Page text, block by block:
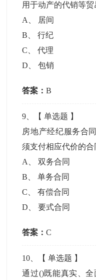
用于动产的代销等贸
A
居间
B 、行纪
C 、代理
D 、包销
答案：B
9 、【单选题 】
房地产经纪服务合
须支付相应代价的合
A
、双务合同
B 、单务合同
C 、有偿合同
D 、要式合同
答案：C
10 、【单选题 】
通过()既能真实、